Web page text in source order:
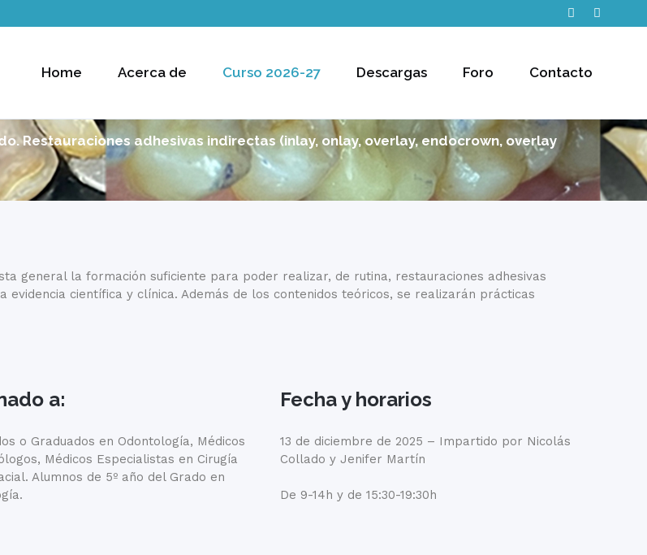
Home Acerca de Curso 2026-27 Descargas Foro Contacto
Restauraciones adhesivas indirectas (inlay, onlay, overlay, endocrown, overlay
general la formación suficiente para poder realizar, de rutina, restauraciones adhesivas
científica y clínica. Además de los contenidos teóricos, se realizarán prácticas
a:
o Graduados en Odontología, Médicos
Médicos Especialistas en Cirugía
Alumnos de 5º año del Grado en
Fecha y horarios
13 de diciembre de 2025 – Impartido por Nicolás
Collado y Jenifer Martín
De 9-14h y de 15:30-19:30h